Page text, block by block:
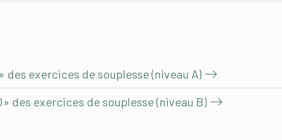
des exercices de souplesse (niveau A)
des exercices de souplesse (niveau B)